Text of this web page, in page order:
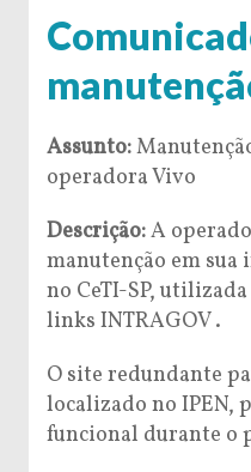
Assunto:
operadora Vivo
Descrição:A
manutenção em
no CeTI-SP,
links INTRAGOV .
O site redundante
localizado no IPEN,
funcional durante o